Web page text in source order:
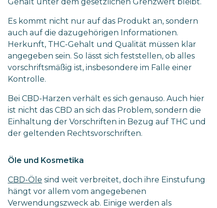
Es kommt nicht nur auf das Produkt an, sondern
auch auf die dazugehörigen Informationen.
Herkunft, THC-Gehalt und Qualität müssen klar
angegeben sein. So lässt sich feststellen, ob alles
vorschriftsmäßig ist, insbesondere im Falle einer
Kontrolle.
Bei CBD-Harzen verhält es sich genauso. Auch hier
ist nicht das CBD an sich das Problem, sondern die
Einhaltung der Vorschriften in Bezug auf THC und
der geltenden Rechtsvorschriften.
Öle und Kosmetika
CBD-Öle sind weit verbreitet, doch ihre Einstufung
hängt vor allem vom angegebenen
Verwendungszweck ab. Einige werden als